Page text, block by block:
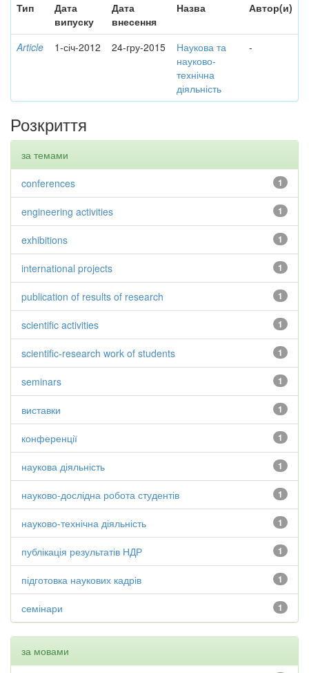
Тип
Дата
випуску
Дата
внесення
Назва Автор(и)
Article 1-січ-2012 24-гру-2015
Наукова та
науково-
технічна
діяльність
-
Розкриття
за темами
1
conferences
1
engineering activities
1
exhibitions
1
international projects
1
publication of results of research
1
scientific activities
1
scientific-research work of students
1
seminars
1
виставки
1
конференції
1
наукова діяльність
1
науково-дослідна робота студентів
1
науково-технічна діяльність
1
публікація результатів НДР
1
підготовка наукових кадрів
1
семінари
за мовами